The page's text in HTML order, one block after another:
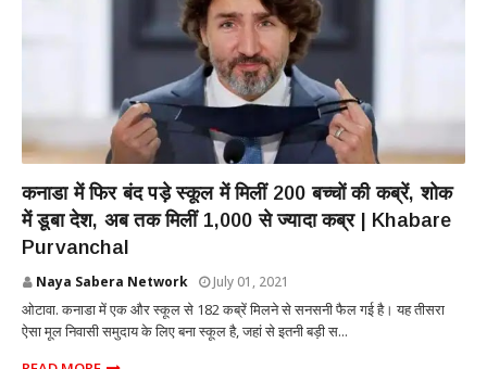
कनाडा में फिर बंद पड़े स्कूल में मिलीं 200 बच्चों की कब्रें, शोक
में डूबा देश, अब तक मिलीं 1,000 से ज्यादा कब्र | Khabare
Purvanchal
Naya Sabera Network July 01, 2021
ओटावा. कनाडा में एक और स्कूल से 182 कब्रें मिलने से सनसनी फैल गई है। यह तीसरा
ऐसा मूल निवासी समुदाय के लिए बना स्कूल है, जहां से इतनी बड़ी स...